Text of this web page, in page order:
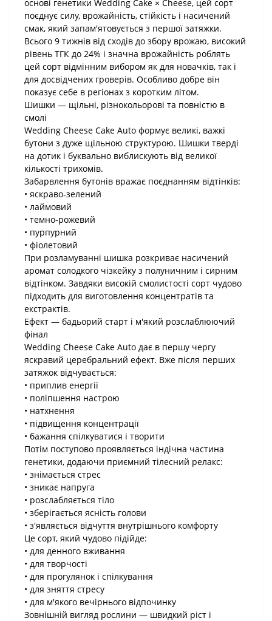
основі генетики Wedding Cake × Cheese, цей сорт
поєднує силу, врожайність, стійкість і насичений
смак, який запам'ятовується з першої затяжки.
Всього 9 тижнів від сходів до збору врожаю, високий
рівень ТГК до 24% і значна врожайність роблять
цей сорт відмінним вибором як для новачків, так і
для досвідчених гроверів. Особливо добре він
показує себе в регіонах з коротким літом.
Шишки — щільні, різнокольорові та повністю в
смолі
Wedding Cheese Cake Auto формує великі, важкі
бутони з дуже щільною структурою. Шишки тверді
на дотик і буквально виблискують від великої
кількості трихомів.
Забарвлення бутонів вражає поєднанням відтінків:
• яскраво-зелений
• лаймовий
• темно-рожевий
• пурпурний
• фіолетовий
При розламуванні шишка розкриває насичений
аромат солодкого чізкейку з полуничним і сирним
відтінком. Завдяки високій смолистості сорт чудово
підходить для виготовлення концентратів та
екстрактів.
Ефект — бадьорий старт і м'який розслаблюючий
фінал
Wedding Cheese Cake Auto дає в першу чергу
яскравий церебральний ефект. Вже після перших
затяжок відчувається:
• приплив енергії
• поліпшення настрою
• натхнення
• підвищення концентрації
• бажання спілкуватися і творити
Потім поступово проявляється індічна частина
генетики, додаючи приємний тілесний релакс:
• знімається стрес
• зникає напруга
• розслабляється тіло
• зберігається ясність голови
• з'являється відчуття внутрішнього комфорту
Це сорт, який чудово підійде:
• для денного вживання
• для творчості
• для прогулянок і спілкування
• для зняття стресу
• для м'якого вечірнього відпочинку
Зовнішній вигляд рослини — швидкий ріст і